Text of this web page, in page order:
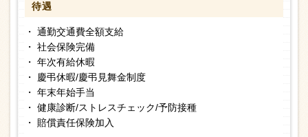
待遇
・ 通勤交通費全額支給
・ 社会保険完備
・ 年次有給休暇
・ 慶弔休暇/慶弔見舞金制度
・ 年末年始手当
・ 健康診断/ストレスチェック/予防接種
・ 賠償責任保険加入